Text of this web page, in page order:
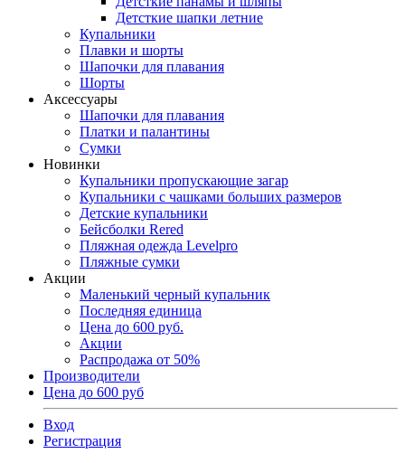
Детсткие шапки летние
Купальники
Плавки и шорты
Шапочки для плавания
Шорты
Аксессуары
Шапочки для плавания
Платки и палантины
Сумки
Новинки
Купальники пропускающие загар
Купальники с чашками больших размеров
Детские купальники
Бейсболки Rered
Пляжная одежда Levelpro
Пляжные сумки
Акции
Маленький черный купальник
Последняя единица
Цена до 600 руб.
Акции
Распродажа от 50%
Производители
Цена до 600 руб
Вход
Регистрация